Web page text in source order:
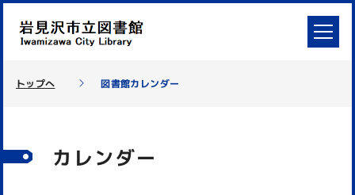
トップへ 図書館カレンダー
カレンダー